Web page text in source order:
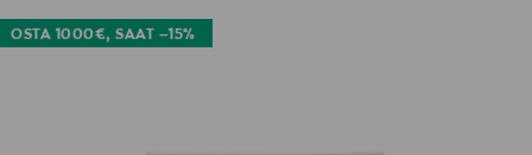
OSTA 1000€, SAAT –15%